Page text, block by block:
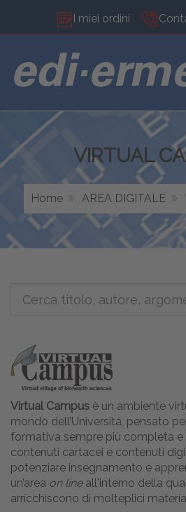
I miei ordini
VIRTUAL
Home AREA DIGITALE
Virtual Campus è un ambiente
mondo dell’Università, pensato
formativa sempre più completa
contenuti cartacei e contenuti
potenziare insegnamento e
un’area on lineall'interno della
arricchiscono di molteplici